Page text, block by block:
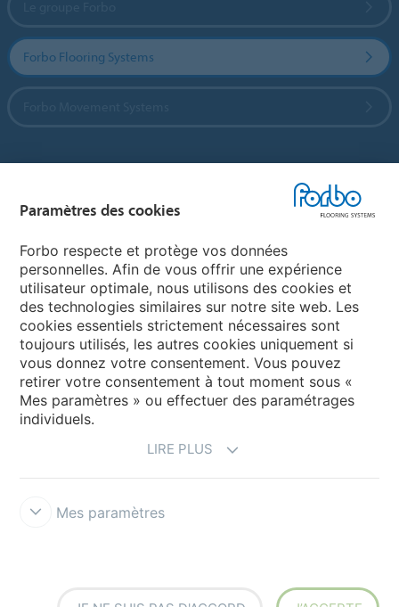
Forbo Flooring Systems
My Forbo
Contact dans le monde
Ajustement net
Paramètres des cookies
Forbo respecte et protège vos données
personnelles. Afin de vous offrir une expérience
utilisateur optimale, nous utilisons des cookies et
des technologies similaires sur notre site web. Les
cookies essentiels strictement nécessaires sont
toujours utilisés, les autres cookies uniquement si
vous donnez votre consentement. Vous pouvez
retirer votre consentement à tout moment sous «
Mes paramètres » ou effectuer des paramétrages
individuels.
LIRE PLUS
Mes paramètres